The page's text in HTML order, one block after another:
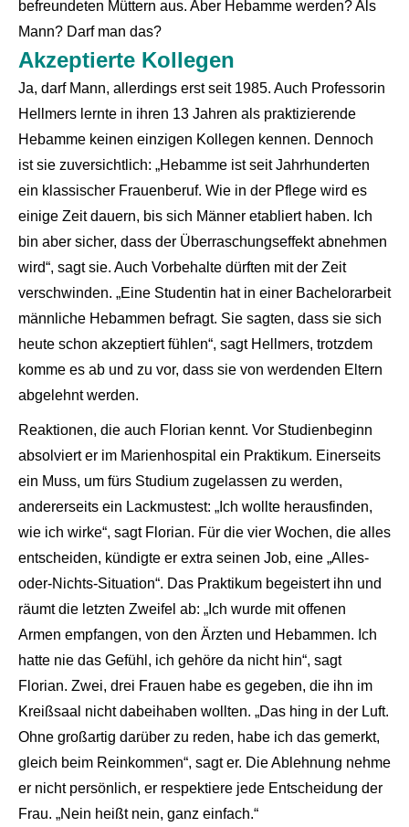
befreundeten Müttern aus. Aber Hebamme werden? Als
Mann? Darf man das?
Akzeptierte Kollegen
Ja, darf Mann, allerdings erst seit 1985. Auch Professorin
Hellmers lernte in ihren 13 Jahren als praktizierende
Hebamme keinen einzigen Kollegen kennen. Dennoch
ist sie zuversichtlich: „Hebamme ist seit Jahrhunderten
ein klassischer Frauenberuf. Wie in der Pflege wird es
einige Zeit dauern, bis sich Männer etabliert haben. Ich
bin aber sicher, dass der Überraschungseffekt abnehmen
wird“, sagt sie. Auch Vorbehalte dürften mit der Zeit
verschwinden. „Eine Studentin hat in einer Bachelorarbeit
männliche Hebammen befragt. Sie sagten, dass sie sich
heute schon akzeptiert fühlen“, sagt Hellmers, trotzdem
komme es ab und zu vor, dass sie von werdenden Eltern
abgelehnt werden.
Reaktionen, die auch Florian kennt. Vor Studienbeginn
absolviert er im Marienhospital ein Praktikum. Einerseits
ein Muss, um fürs Studium zugelassen zu werden,
andererseits ein Lackmustest: „Ich wollte herausfinden,
wie ich wirke“, sagt Florian. Für die vier Wochen, die alles
entscheiden, kündigte er extra seinen Job, eine „Alles-
oder-Nichts-Situation“. Das Praktikum begeistert ihn und
räumt die letzten Zweifel ab: „Ich wurde mit offenen
Armen empfangen, von den Ärzten und Hebammen. Ich
hatte nie das Gefühl, ich gehöre da nicht hin“, sagt
Florian. Zwei, drei Frauen habe es gegeben, die ihn im
Kreißsaal nicht dabeihaben wollten. „Das hing in der Luft.
Ohne großartig darüber zu reden, habe ich das gemerkt,
gleich beim Reinkommen“, sagt er. Die Ablehnung nehme
er nicht persönlich, er respektiere jede Entscheidung der
Frau. „Nein heißt nein, ganz einfach.“